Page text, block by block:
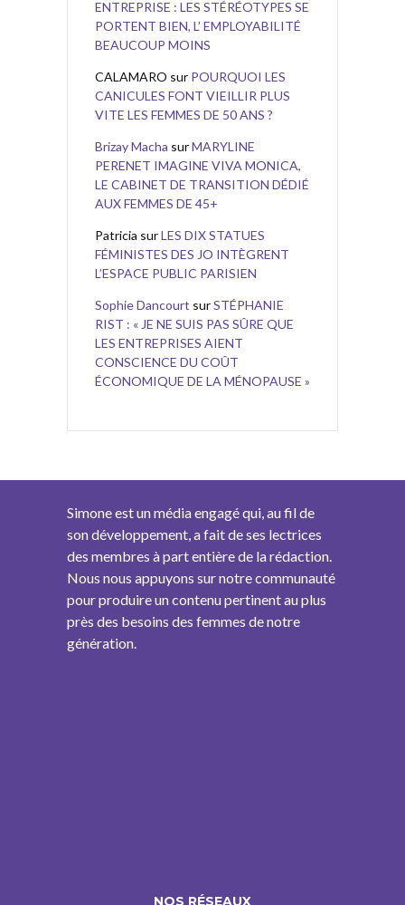
ENTREPRISE : LES STÉRÉOTYPES SE
PORTENT BIEN, L’ EMPLOYABILITÉ
BEAUCOUP MOINS
CALAMARO sur POURQUOI LES
CANICULES FONT VIEILLIR PLUS
VITE LES FEMMES DE 50 ANS ?
Brizay Macha surMARYLINE
PERENET IMAGINE VIVA MONICA,
LE CABINET DE TRANSITION DÉDIÉ
AUX FEMMES DE 45+
Patricia surLES DIX STATUES
FÉMINISTES DES JO INTÈGRENT
L’ESPACE PUBLIC PARISIEN
Sophie Dancourt surSTÉPHANIE
RIST : « JE NE SUIS PAS SÛRE QUE
LES ENTREPRISES AIENT
CONSCIENCE DU COÛT
ÉCONOMIQUE DE LA MÉNOPAUSE »
Simone est un média engagé qui, au fil de
son développement, a fait de ses lectrices
des membres à part entière de la rédaction.
Nous nous appuyons sur notre communauté
pour produire un contenu pertinent au plus
près des besoins des femmes de notre
génération.
NOS RÉSEAUX